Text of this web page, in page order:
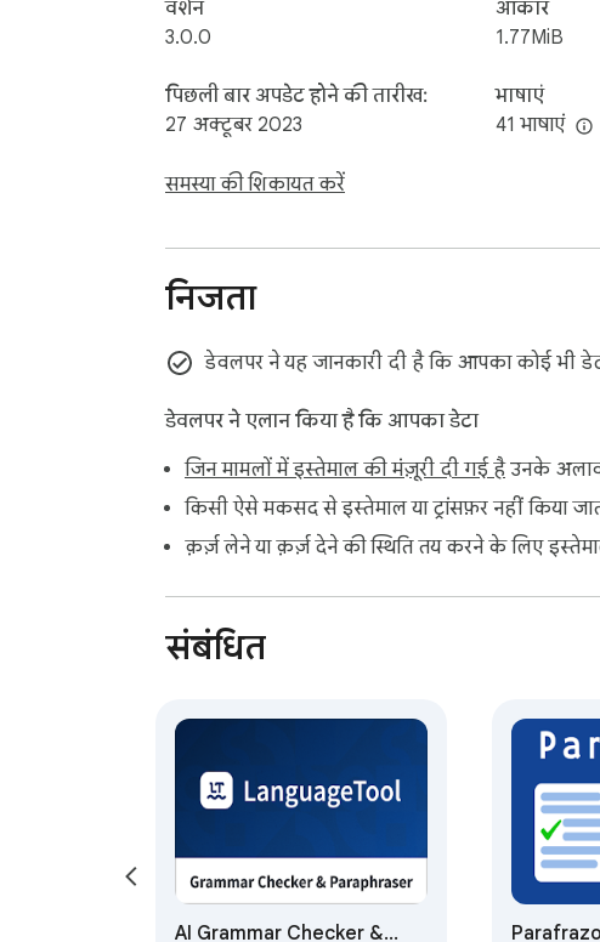
वर्शन
3.0.0
पिछली बार अपडेट होने की तारीख:
27 अक्टूबर 2023
समस्या की शिकायत करें
आकार
1.77MiB
भाषाएं
41 भाषाएं
निजता
डेवलपर ने यह जानकारी दी है कि आपका कोई भी
डेवलपर ने एलान किया है कि आपका डेटा
जिन मामलों में इस्तेमाल की मंज़ूरी दी गई हैउनके
किसी ऐसे मकसद से इस्तेमाल या ट्रांसफ़र नहीं किया
क़र्ज़ लेने या क़र्ज़ देने की स्थिति तय करने के लिए
संबंधित
AI Grammar Checker &